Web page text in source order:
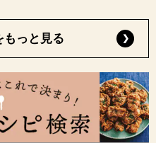
もっと見る